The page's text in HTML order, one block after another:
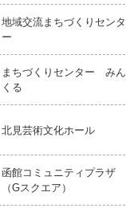
地域交流まちづくりセンタ
ー
まちづくりセンター みん
くる
北見芸術文化ホール
函館コミュニティプラザ
（Gスクエア）